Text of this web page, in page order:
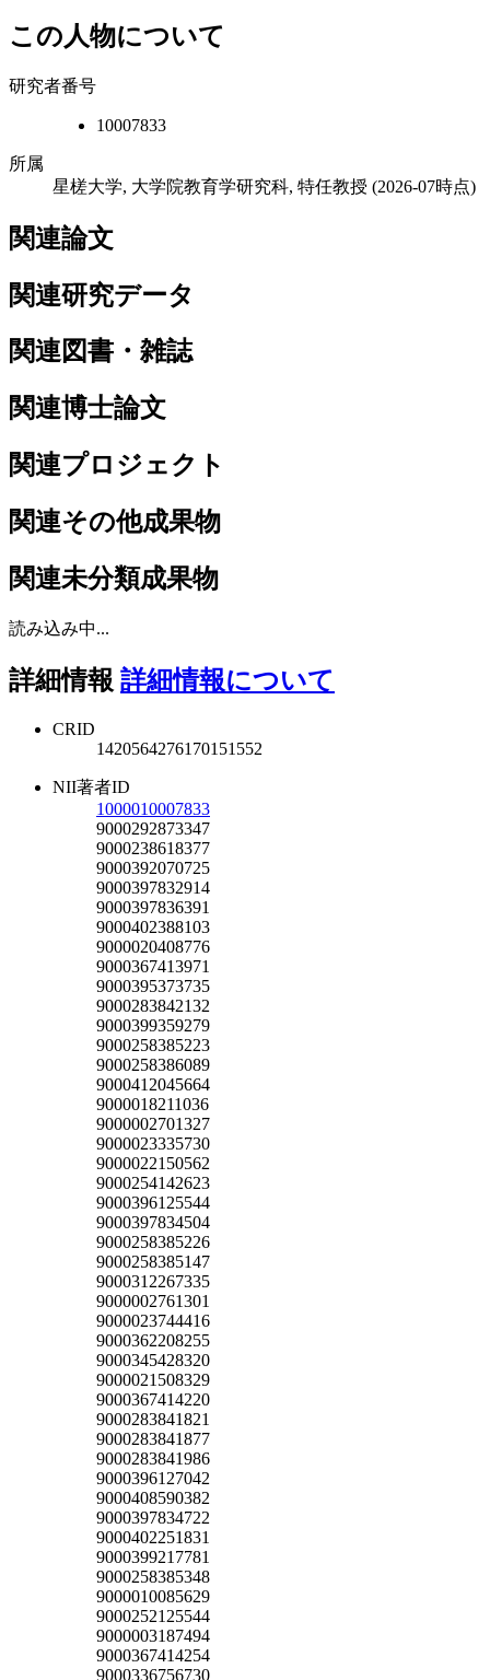
この人物について
研究者番号
10007833
所属
星槎大学, 大学院教育学研究科, 特任教授 (2026-07時点)
関連論文
関連研究データ
関連図書・雑誌
関連博士論文
関連プロジェクト
関連その他成果物
関連未分類成果物
読み込み中...
詳細情報 詳細情報について
CRID
1420564276170151552
NII著者ID
1000010007833
9000292873347
9000238618377
9000392070725
9000397832914
9000397836391
9000402388103
9000020408776
9000367413971
9000395373735
9000283842132
9000399359279
9000258385223
9000258386089
9000412045664
9000018211036
9000002701327
9000023335730
9000022150562
9000254142623
9000396125544
9000397834504
9000258385226
9000258385147
9000312267335
9000002761301
9000023744416
9000362208255
9000345428320
9000021508329
9000367414220
9000283841821
9000283841877
9000283841986
9000396127042
9000408590382
9000397834722
9000402251831
9000399217781
9000258385348
9000010085629
9000252125544
9000003187494
9000367414254
9000336756730